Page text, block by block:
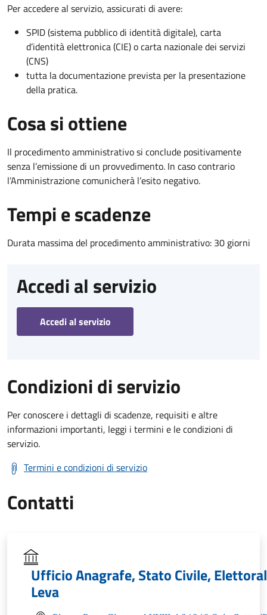
Per accedere al servizio, assicurati di avere:
SPID (sistema pubblico di identità digitale), carta
d’identità elettronica (CIE) o carta nazionale dei servizi
(CNS)
tutta la documentazione prevista per la presentazione
della pratica.
Cosa si ottiene
Il procedimento amministrativo si conclude positivamente
senza l’emissione di un provvedimento. In caso contrario
l’Amministrazione comunicherà l’esito negativo.
Tempi e scadenze
Durata massima del procedimento amministrativo: 30 giorni
Accedi al servizio
Accedi al servizio
Condizioni di servizio
Per conoscere i dettagli di scadenze, requisiti e altre
informazioni importanti, leggi i termini e le condizioni di
servizio.
Termini e condizioni di servizio
Contatti
Ufficio Anagrafe, Stato Civile,
Leva